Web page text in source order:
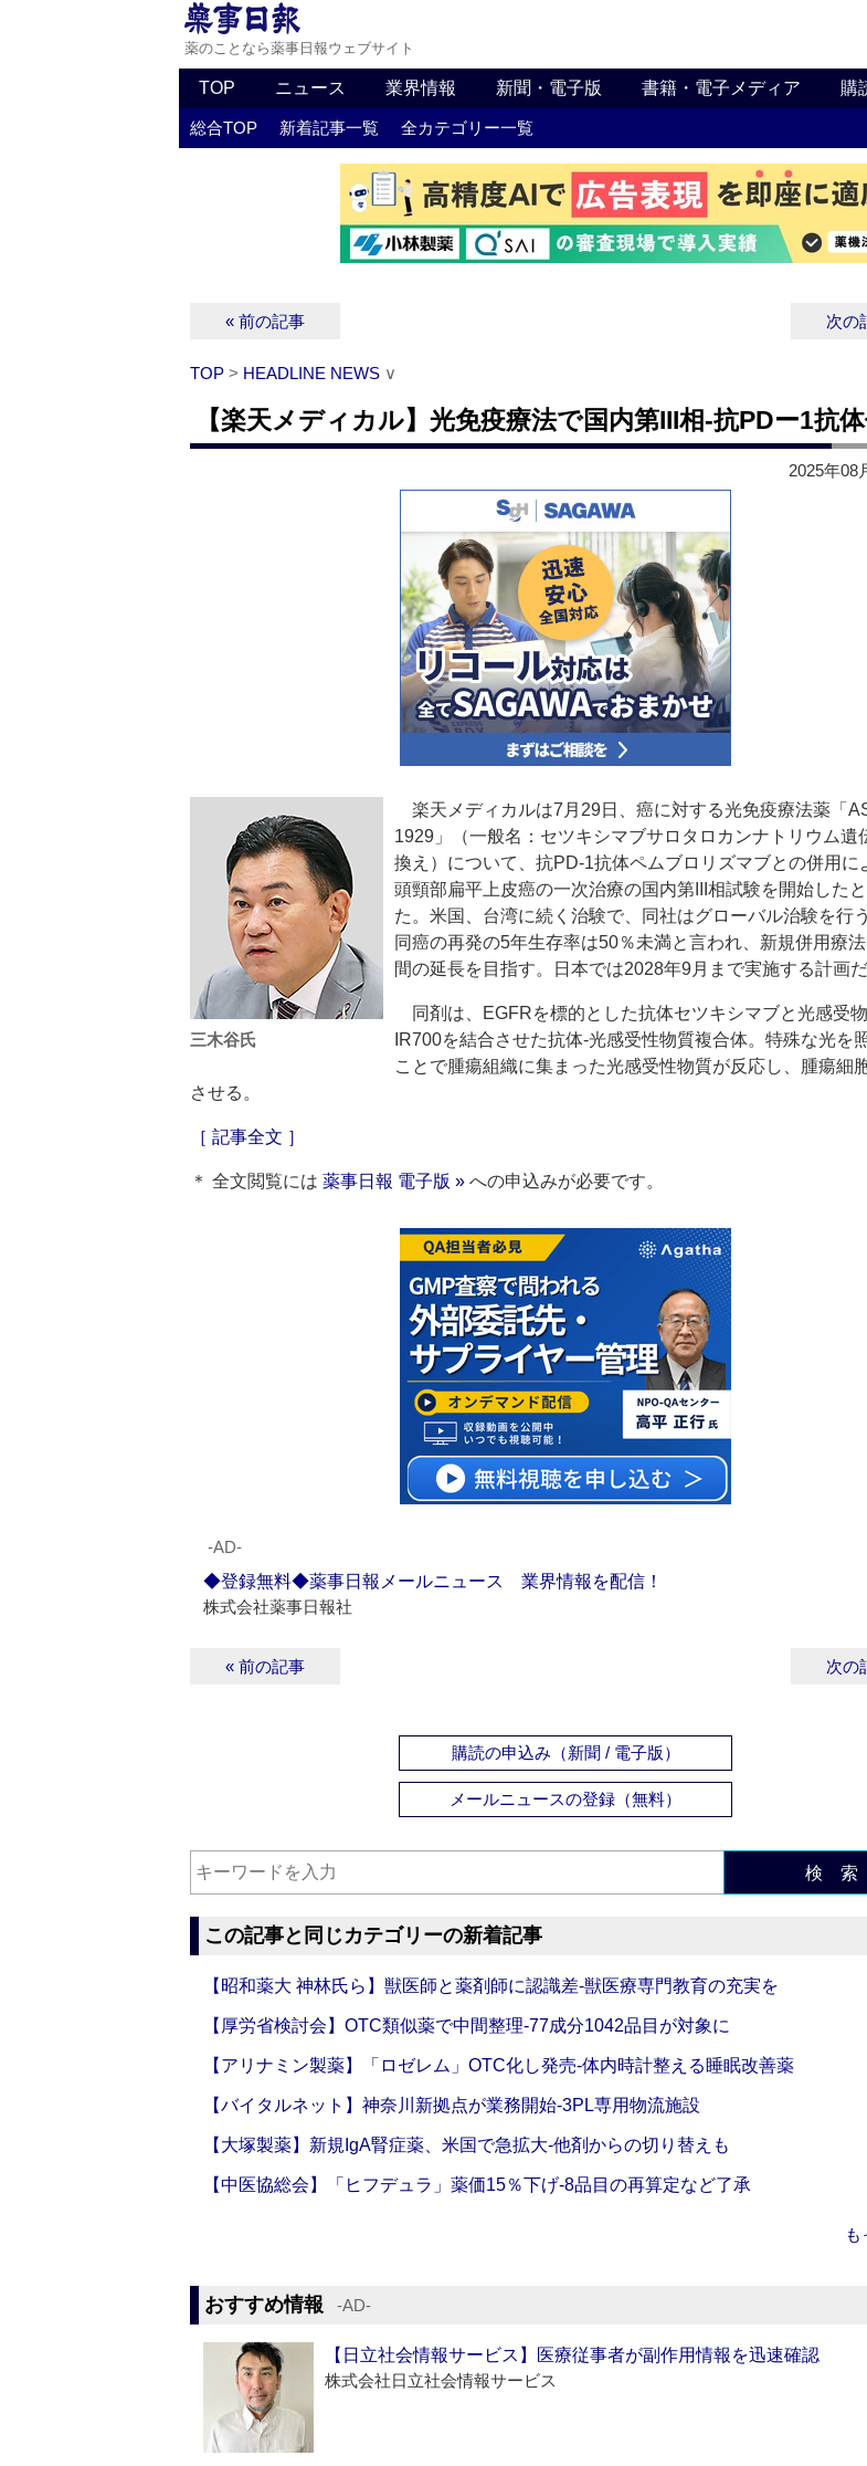
薬のことなら薬事日報ウェブサイト
TOP ニュース 業界情報 新聞・電子版 書籍・電子メディア 購
総合TOP 新着記事一覧 全カテゴリー一覧
« 前の記事 次の
TOP > HEADLINE NEWS ∨
【楽天メディカル】光免疫療法で国内第III相‐抗PDー1抗
2025年08
三木谷氏
楽天メディカルは7月29日、癌に対する光免疫療法薬「
1929」（一般名：セツキシマブサロタロカンナトリウム遺
換え）について、抗PD-1抗体ペムブロリズマブとの併用に
頭頸部扁平上皮癌の一次治療の国内第III相試験を開始した
た。米国、台湾に続く治験で、同社はグローバル治験を行
同癌の再発の5年生存率は50％未満と言われ、新規併用療
間の延長を目指す。日本では2028年9月まで実施する計画だ
同剤は、EGFRを標的とした抗体セツキシマブと光感受
IR700を結合させた抗体-光感受性物質複合体。特殊な光を
ことで腫瘍組織に集まった光感受性物質が反応し、腫瘍細
させる。
［ 記事全文 ］
＊ 全文閲覧には 薬事日報 電子版 » への申込みが必要です。
‐AD‐
◆登録無料◆薬事日報メールニュース 業界情報を配信！
株式会社薬事日報社
« 前の記事 次の
購読の申込み（新聞 / 電子版）
メールニュースの登録（無料）
検 索
この記事と同じカテゴリーの新着記事
【昭和薬大 神林氏ら】獣医師と薬剤師に認識差‐獣医療専門教育の充実を
【厚労省検討会】OTC類似薬で中間整理‐77成分1042品目が対象に
【アリナミン製薬】「ロゼレム」OTC化し発売‐体内時計整える睡眠改善薬
【バイタルネット】神奈川新拠点が業務開始‐3PL専用物流施設
【大塚製薬】新規IgA腎症薬、米国で急拡大‐他剤からの切り替えも
【中医協総会】「ヒフデュラ」薬価15％下げ‐8品目の再算定など了承
も
おすすめ情報 ‐AD‐
【日立社会情報サービス】医療従事者が副作用情報を迅速確認
株式会社日立社会情報サービス